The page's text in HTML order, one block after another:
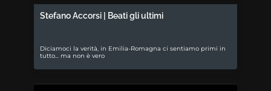
Stefano Accorsi | Beati gli ultimi
Diciamoci la verità, in Emilia-Romagna ci sentiamo primi in
tutto... ma non è vero